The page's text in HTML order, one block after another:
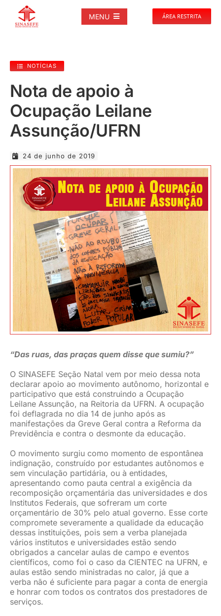
MENU
NOTÍCIAS
PUBLICAÇÕES
DOCUMENTOS
GALERIAS
EVENTOS
JURÍDICO
CLUBE
CONTATO
ÁREA RESTRITA
NOTÍCIAS
Nota de apoio à
Ocupação Leilane
Assunção/UFRN
24 de junho de 2019
“Das ruas, das praças quem disse que sumiu?”
O SINASEFE Seção Natal vem por meio dessa nota
declarar apoio ao movimento autônomo, horizontal e
participativo que está construindo a Ocupação
Leilane Assunção, na Reitoria da UFRN. A ocupação
foi deflagrada no dia 14 de junho após as
manifestações da Greve Geral contra a Reforma da
Previdência e contra o desmonte da educação.
O movimento surgiu como momento de espontânea
indignação, construído por estudantes autônomos e
sem vinculação partidária, ou à entidades,
apresentando como pauta central a exigência da
recomposição orçamentária das universidades e dos
Institutos Federais, que sofreram um corte
orçamentário de 30% pelo atual governo. Esse corte
compromete severamente a qualidade da educação
dessas instituições, pois sem a verba planejada
vários institutos e universidades estão sendo
obrigados a cancelar aulas de campo e eventos
científicos, como foi o caso da CIENTEC na UFRN, e
aulas estão sendo ministradas no calor, já que a
verba não é suficiente para pagar a conta de energia
e honrar com todos os contratos dos prestadores de
serviços.